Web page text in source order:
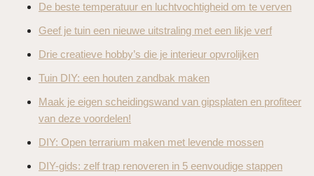
De beste temperatuur en luchtvochtigheid om te verven
Geef je tuin een nieuwe uitstraling met een likje verf
Drie creatieve hobby’s die je interieur opvrolijken
Tuin DIY: een houten zandbak maken
Maak je eigen scheidingswand van gipsplaten en profiteer
van deze voordelen!
DIY: Open terrarium maken met levende mossen
DIY-gids: zelf trap renoveren in 5 eenvoudige stappen